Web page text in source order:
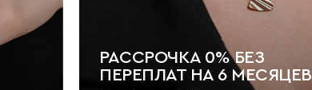
РАССРОЧКА 0% БЕЗ
ПЕРЕПЛАТ НА 6 МЕСЯЦЕВ